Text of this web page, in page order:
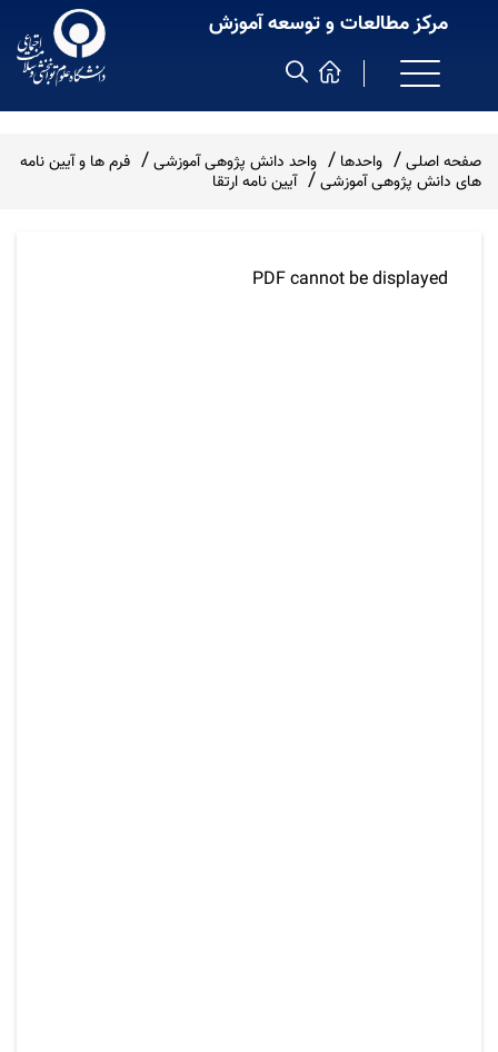
مرکز مطالعات و توسعه آموزش
صفحه اصلی واحدها واحد دانش پژوهی آموزشی
فرم ها و آیین نامه
های دانش پژوهی آموزشی
آیین نامه ارتقا
PDF cannot be displayed